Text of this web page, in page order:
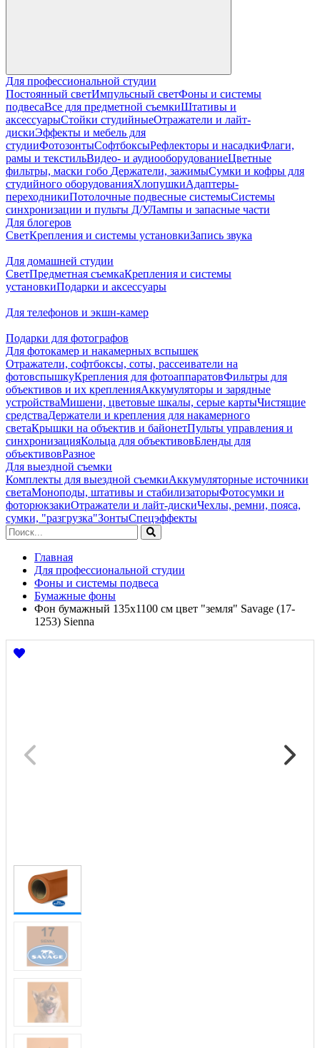
Для профессиональной студии
Постоянный светИмпульсный светФоны и системы
подвесаВсе для предметной съемкиШтативы и
аксессуарыСтойки студийныеОтражатели и лайт-
дискиЭффекты и мебель для
студииФотозонтыСофтбоксыРефлекторы и насадкиФлаги,
рамы и текстильВидео- и аудиооборудованиеЦветные
фильтры, маски гобо Держатели, зажимыСумки и кофры для
студийного оборудованияХлопушкиАдаптеры-
переходникиПотолочные подвесные системыСистемы
синхронизации и пульты Д/УЛампы и запасные части
Для блогеров
СветКрепления и системы установкиЗапись звука
Для домашней студии
СветПредметная съемкаКрепления и системы
установкиПодарки и аксессуары
Для телефонов и экшн-камер
Подарки для фотографов
Для фотокамер и накамерных вспышек
Отражатели, софтбоксы, соты, рассеиватели на
фотовспышкуКрепления для фотоаппаратовФильтры для
объективов и их крепленияАккумуляторы и зарядные
устройстваМишени, цветовые шкалы, серые картыЧистящие
средстваДержатели и крепления для накамерного
светаКрышки на объектив и байонетПульты управления и
синхронизацияКольца для объективовБленды для
объективовРазное
Для выездной съемки
Комплекты для выездной съемкиАккумуляторные источники
светаМоноподы, штативы и стабилизаторыФотосумки и
фоторюкзакиОтражатели и лайт-дискиЧехлы, ремни, пояса,
сумки, "разгрузка"ЗонтыСпецэффекты
Главная
Для профессиональной студии
Фоны и системы подвеса
Бумажные фоны
Фон бумажный 135x1100 см цвет "земля" Savage (17-
1253) Sienna